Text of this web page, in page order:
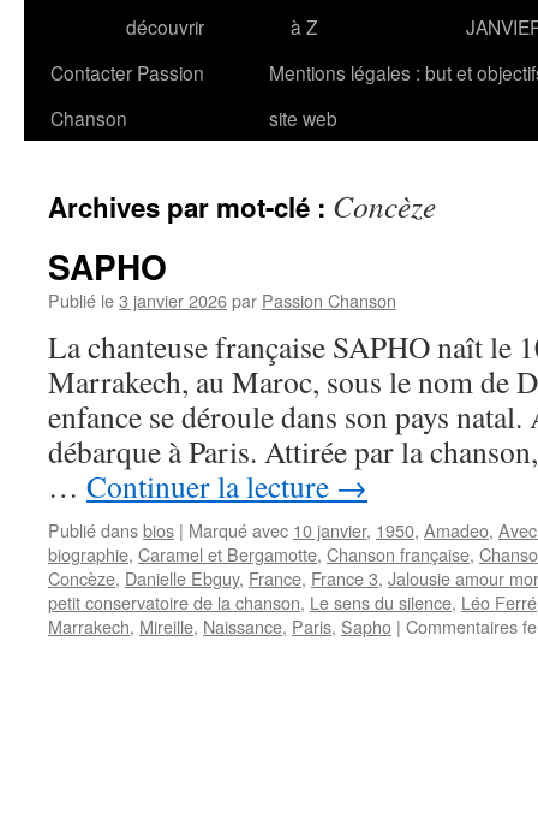
découvrir
à Z
Contacter Passion
Chanson
Mentions légales : but et
site web
Archives par mot-clé : Concèze
SAPHO
Publié le3 janvier 2026par Passion Chanson
La chanteuse française SAPHO naît le
Marrakech, au Maroc, sous le nom de
enfance se déroule dans son pays
débarque à Paris. Attirée par la
… Continuer la lecture →
Publié dansbios | Marqué avec 10 janvier, 1950, Amadeo,
biographie, Caramel et Bergamotte, Chanson française,
Concèze, Danielle Ebguy, France, France 3, Jalousie amour
petit conservatoire de la chanson, Le sens du silence, Léo Ferré
Marrakech, Mireille, Naissance, Paris, Sapho | Commentaires